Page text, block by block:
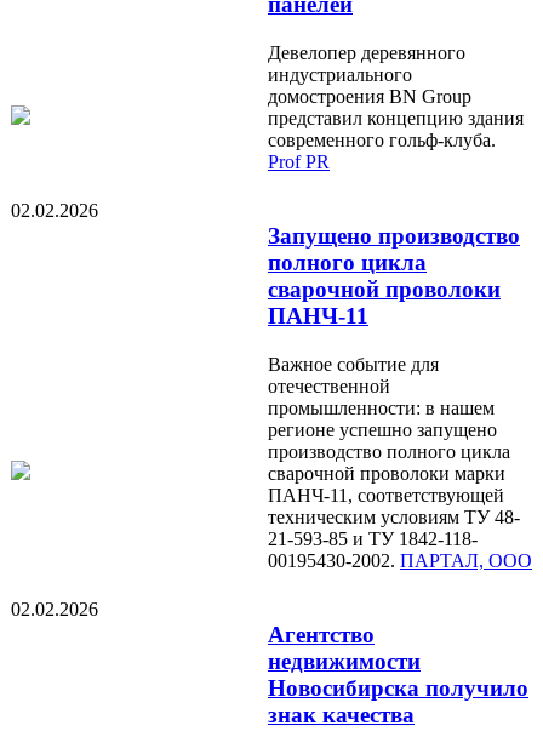
Девелопер деревянного
индустриального
домостроения BN Group
представил концепцию здания
современного гольф-клуба.
Prof PR
02.02.2026
Запущено производство
полного цикла
сварочной проволоки
ПАНЧ-11
Важное событие для
отечественной
промышленности: в нашем
регионе успешно запущено
производство полного цикла
сварочной проволоки марки
ПАНЧ-11, соответствующей
техническим условиям ТУ 48-
21-593-85 и ТУ 1842-118-
00195430-2002. ПАРТАЛ, ООО
02.02.2026
Агентство
недвижимости
Новосибирска получило
знак качества